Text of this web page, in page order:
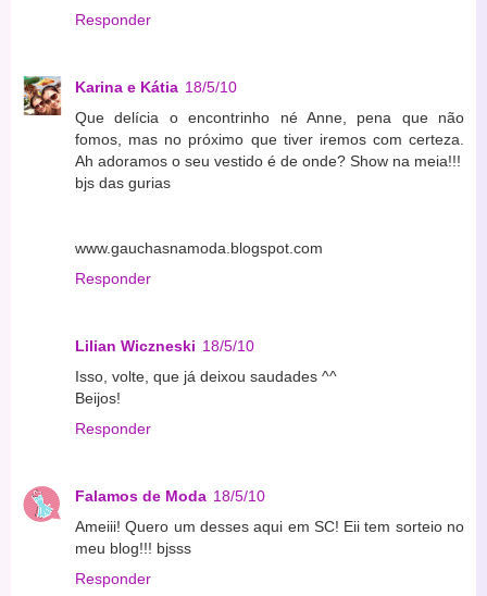
Responder
Karina e Kátia 18/5/10
Que delícia o encontrinho né Anne, pena que não
fomos, mas no próximo que tiver iremos com certeza.
Ah adoramos o seu vestido é de onde? Show na meia!!!
bjs das gurias
www.gauchasnamoda.blogspot.com
Responder
Lilian Wiczneski 18/5/10
Isso, volte, que já deixou saudades ^^
Beijos!
Responder
Falamos de Moda 18/5/10
Ameiii! Quero um desses aqui em SC! Eii tem sorteio no
meu blog!!! bjsss
Responder